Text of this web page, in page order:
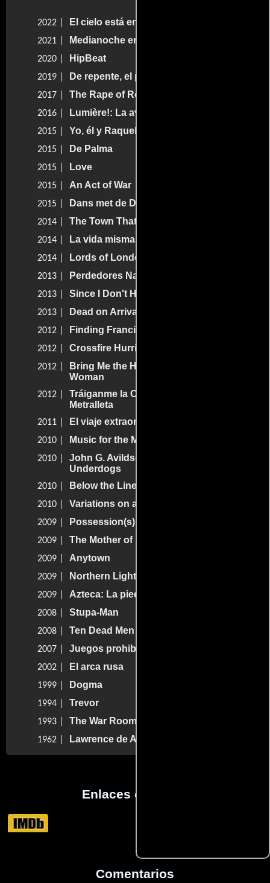
2022 | El cielo está en cualquier lugar
2021 | Medianoche en el Switchgrass
2020 | HipBeat
2019 | De repente, el paraíso
2017 | The Rape of Recy Taylor
2016 | Lumière!: La aventura comienza
2015 | Yo, él y Raquel
2015 | De Palma
2015 | Love
2015 | An Act of War
2015 | Dans met de Duivel
2014 | The Town That Dreaded Sundown
2014 | La vida misma
2014 | Lords of London
2013 | Perdedores Natos
2013 | Since I Don't Have You
2013 | Dead on Arrival
2012 | Finding Francis
2012 | Crossfire Hurricane
2012 |
Bring Me the Head of the Machine Gun
Woman
2012 |
Tráiganme la Cabeza de la Mujer
Metralleta
2011 | El viaje extraordinario
2010 | Music for the Movies: Bernard Herrmann
2010 |
John G. Avildsen: King of the
Underdogs
2010 | Below the Line
2010 | Variations on a High School Romance
2009 | Possession(s)
2009 | The Mother of Invention
2009 | Anytown
2009 | Northern Lights
2009 | Azteca: La piedra del sol
2008 | Stupa-Man
2008 | Ten Dead Men
2007 | Juegos prohibidos
2002 | El arca rusa
1999 | Dogma
1994 | Trevor
1993 | The War Room
1962 | Lawrence de Arabia
Enlaces externos
Comentarios